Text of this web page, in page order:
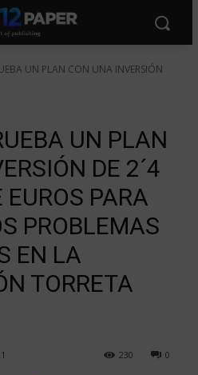
UN PLAN CON UNA INVERSIÓN
UN PLAN
DE 2´4
PARA
PROBLEMAS
EN LA
TORRETA
0
230